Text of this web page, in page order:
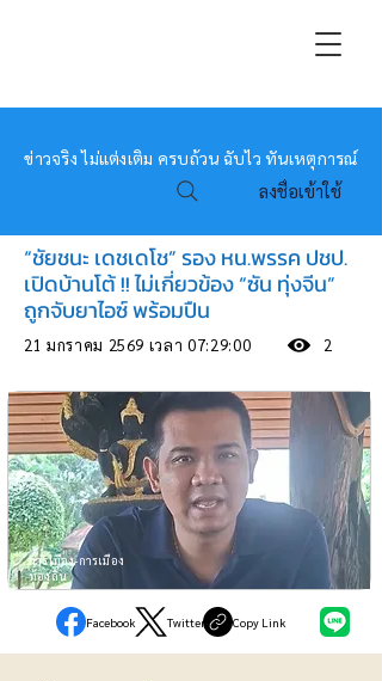
หมอข่าว
ข่าวจริง ไม่แต่งเติม ครบถ้วน ฉับไว ทันเหตุการณ์
ลงชื่อเข้าใช้
“ชัยชนะ เดชเดโช” รอง หน.พรรค ปชป.
เปิดบ้านโต้ !! ไม่เกี่ยวข้อง “ซัน ทุ่งจีน”
ถูกจับยาไอซ์ พร้อมปืน
21 มกราคม 2569 เวลา 07:29:00 2
การเมือง-การเมือง
ท้องถิ่น
Facebook Twitter Copy Link